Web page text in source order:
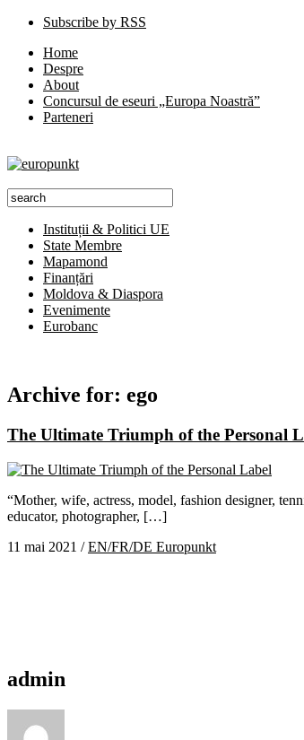
Subscribe by RSS
Home
Despre
About
Concursul de eseuri „Europa Noastră”
Parteneri
Instituții & Politici UE
State Membre
Mapamond
Finanțări
Moldova & Diaspora
Evenimente
Eurobanc
Archive for: ego
The Ultimate Triumph of the Personal
“Mother, wife, actress, model, fashion designer,
educator, photographer, […]
11 mai 2021 /EN/FR/DE Europunkt
admin